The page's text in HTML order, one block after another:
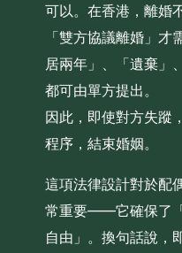
可以。在香港，離婚
「雙方協議離婚」
居兩年」、「遺棄」
都可由單方提出。
因此，即使對方失蹤
程序，結束婚姻。
這項法律設計對於配
常重要——它確保了
自由」。換句話說，